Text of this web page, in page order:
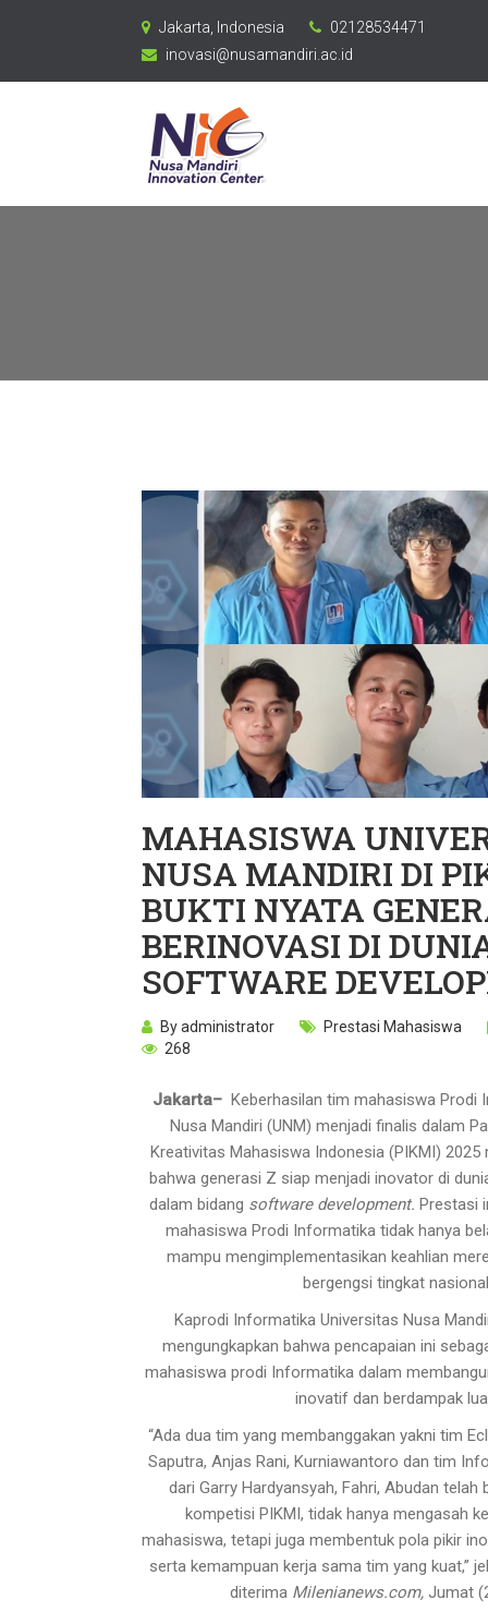
Jakarta, Indonesia
02128534471
inovasi@nusamandiri.ac.id
MAHASISWA
NUSA MANDIRI DI
BUKTI NYATA
BERINOVASI DI
SOFTWARE
Byadministrator
Prestasi Mahasiswa
268
Jakarta– Keberhasilan tim mahasiswa Prodi
Nusa Mandiri (UNM) menjadi finalis dalam
Kreativitas Mahasiswa Indonesia (PIKMI) 2025
bahwa generasi Z siap menjadi inovator di
dalam bidang software development. Prestasi
mahasiswa Prodi Informatika tidak hanya
mampu mengimplementasikan keahlian
bergengsi tingkat
Kaprodi Informatika Universitas Nusa
mengungkapkan bahwa pencapaian ini
mahasiswa prodi Informatika dalam
inovatif dan berdampak
“Ada dua tim yang membanggakan yakni tim
Saputra, Anjas Rani, Kurniawantoro dan tim
dari Garry Hardyansyah, Fahri, Abudan telah
kompetisi PIKMI, tidak hanya mengasah
mahasiswa, tetapi juga membentuk pola pikir
serta kemampuan kerja sama tim yang kuat,”
diterima Milenianews.com,Jumat